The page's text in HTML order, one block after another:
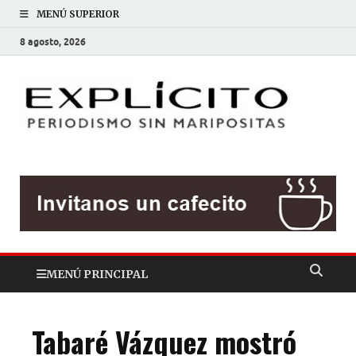
MENÚ SUPERIOR
8 agosto, 2026
MENÚ PRINCIPAL
Tabaré Vázquez mostró